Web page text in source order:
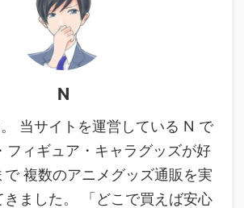
N
当サイトを運営している N で
フィギュア・キャラグッズが好
で 複数のアニメグッズ通販を実
きました。 「どこで買えば安心